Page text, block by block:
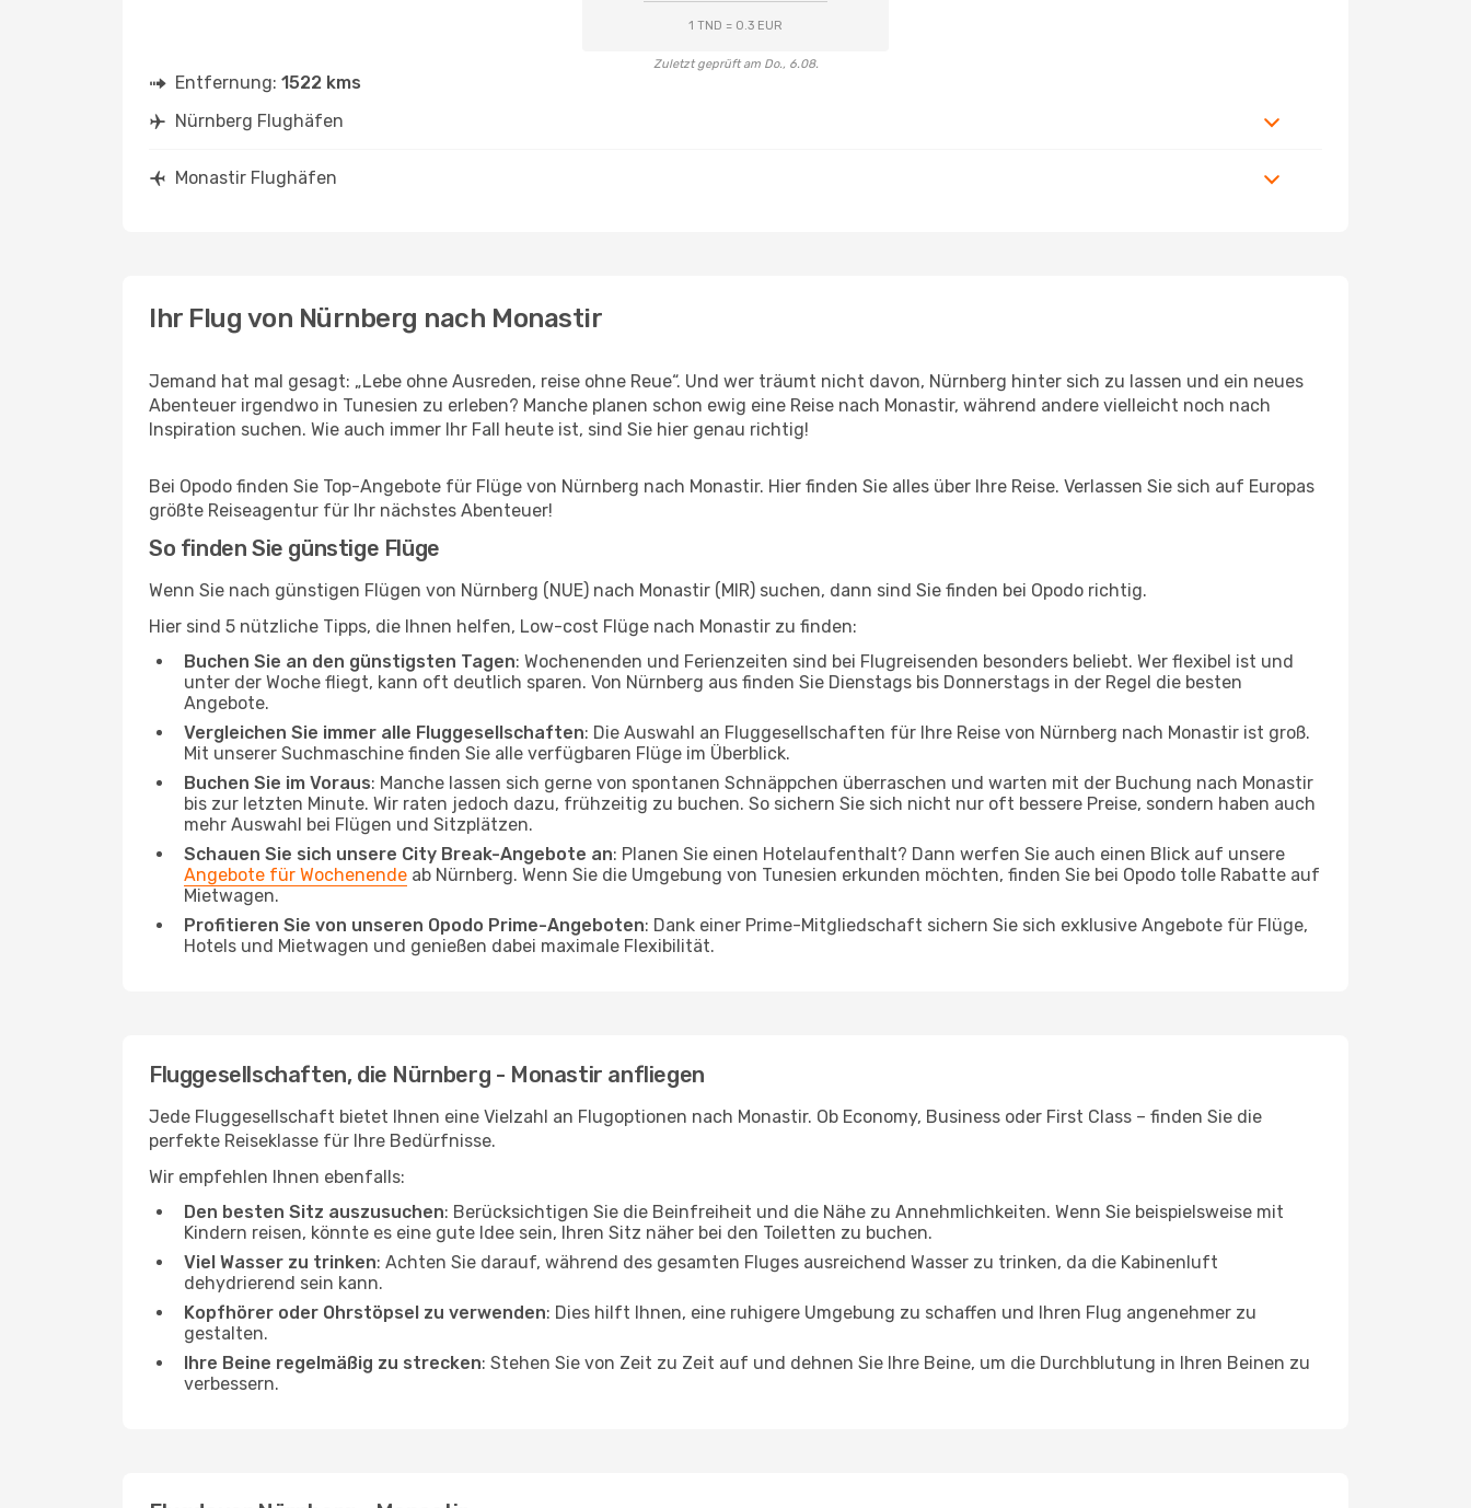
1 TND = 0.3 EUR
Zuletzt geprüft am Do., 6.08.
Entfernung: 1522 kms
Nürnberg Flughäfen
Monastir Flughäfen
Ihr Flug von Nürnberg nach Monastir
Jemand hat mal gesagt: „Lebe ohne Ausreden, reise ohne Reue“. Und wer träumt nicht davon, Nürnberg hinter sich zu lassen und ein neues
Abenteuer irgendwo in Tunesien zu erleben? Manche planen schon ewig eine Reise nach Monastir, während andere vielleicht noch nach
Inspiration suchen. Wie auch immer Ihr Fall heute ist, sind Sie hier genau richtig!
Bei Opodo finden Sie Top-Angebote für Flüge von Nürnberg nach Monastir. Hier finden Sie alles über Ihre Reise. Verlassen Sie sich auf Europas
größte Reiseagentur für Ihr nächstes Abenteuer!
So finden Sie günstige Flüge
Wenn Sie nach günstigen Flügen von Nürnberg (NUE) nach Monastir (MIR) suchen, dann sind Sie finden bei Opodo richtig.
Hier sind 5 nützliche Tipps, die Ihnen helfen, Low-cost Flüge nach Monastir zu finden:
Buchen Sie an den günstigsten Tagen: Wochenenden und Ferienzeiten sind bei Flugreisenden besonders beliebt. Wer flexibel ist und
unter der Woche fliegt, kann oft deutlich sparen. Von Nürnberg aus finden Sie Dienstags bis Donnerstags in der Regel die besten
Angebote.
Vergleichen Sie immer alle Fluggesellschaften: Die Auswahl an Fluggesellschaften für Ihre Reise von Nürnberg nach Monastir ist groß.
Mit unserer Suchmaschine finden Sie alle verfügbaren Flüge im Überblick.
Buchen Sie im Voraus: Manche lassen sich gerne von spontanen Schnäppchen überraschen und warten mit der Buchung nach Monastir
bis zur letzten Minute. Wir raten jedoch dazu, frühzeitig zu buchen. So sichern Sie sich nicht nur oft bessere Preise, sondern haben auch
mehr Auswahl bei Flügen und Sitzplätzen.
Schauen Sie sich unsere City Break-Angebote an: Planen Sie einen Hotelaufenthalt? Dann werfen Sie auch einen Blick auf unsere
Angebote für Wochenende ab Nürnberg. Wenn Sie die Umgebung von Tunesien erkunden möchten, finden Sie bei Opodo tolle Rabatte auf
Mietwagen.
Profitieren Sie von unseren Opodo Prime-Angeboten: Dank einer Prime-Mitgliedschaft sichern Sie sich exklusive Angebote für Flüge,
Hotels und Mietwagen und genießen dabei maximale Flexibilität.
Fluggesellschaften, die Nürnberg - Monastir anfliegen
Jede Fluggesellschaft bietet Ihnen eine Vielzahl an Flugoptionen nach Monastir. Ob Economy, Business oder First Class – finden Sie die
perfekte Reiseklasse für Ihre Bedürfnisse.
Wir empfehlen Ihnen ebenfalls:
Den besten Sitz auszusuchen: Berücksichtigen Sie die Beinfreiheit und die Nähe zu Annehmlichkeiten. Wenn Sie beispielsweise mit
Kindern reisen, könnte es eine gute Idee sein, Ihren Sitz näher bei den Toiletten zu buchen.
Viel Wasser zu trinken: Achten Sie darauf, während des gesamten Fluges ausreichend Wasser zu trinken, da die Kabinenluft
dehydrierend sein kann.
Kopfhörer oder Ohrstöpsel zu verwenden: Dies hilft Ihnen, eine ruhigere Umgebung zu schaffen und Ihren Flug angenehmer zu
gestalten.
Ihre Beine regelmäßig zu strecken: Stehen Sie von Zeit zu Zeit auf und dehnen Sie Ihre Beine, um die Durchblutung in Ihren Beinen zu
verbessern.